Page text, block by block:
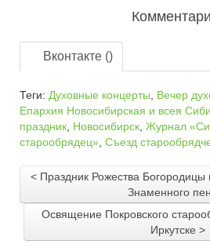
Вконтакте ()
Теги: Духовные концерты Вечер
Епархия Новосибирская и всея
праздник Новосибирск Журнал
старообрядец» Съезд
< Праздник Рожества Богородицы
Знаменного
Освящение Покровского
Иркутске >